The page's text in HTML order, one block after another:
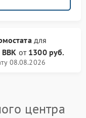
для
от 1300 руб.
08.08.2026
центра